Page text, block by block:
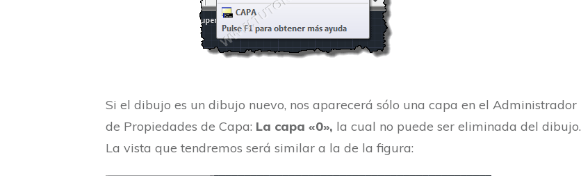
Si el dibujo es un dibujo nuevo, nos aparecerá sólo una capa en el Administrador
de Propiedades de Capa: La capa «0», la cual no puede ser eliminada del dibujo.
La vista que tendremos será similar a la de la figura: